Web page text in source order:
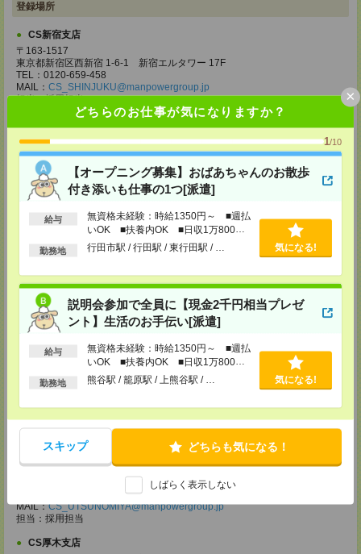
どちらのお仕事が気になりますか？
1/10
【オープニング募集】おばあちゃんのお散歩
付き添いも仕事の1つ[派遣]
給与
無資格未経験：時給1350円～ ■週払
いOK ■扶養内OK ■日収1万800円
以上
勤務地 行田市駅 / 行田駅 / 東行田駅 / … 気になる!
説明会参加で全員に【現金2千円相当プレゼ
ント】生活のお手伝い[派遣]
給与
無資格未経験：時給1350円～ ■週払
いOK ■扶養内OK ■日収1万800円
以上
勤務地 熊谷駅 / 籠原駅 / 上熊谷駅 / … 気になる!
スキップ どちらも気になる！
しばらく表示しない
×
登録場所
CS新宿支店
〒163-1517
東京都新宿区西新宿 1-6-1 新宿エルタワー 17F
TEL：0120-659-458
MAIL： CS_SHINJUKU@manpowergroup.jp
担当：採用担当
〒190-0012
東京都立川市曙町2-34-7 ファーレイーストビル 8F
TEL：0120-659-460
MAIL：CS_TACHIKAWA@manpowergroup.jp
担当：採用担当
CS横浜支店
神奈川県横浜市西区みなとみらい 2-2-1 横浜ランドマークタワー36F
TEL：0120-659-459
担当：採用担当
CS大宮支店
〒330-0854 埼玉県さいたま市大宮区桜木町 1-10-16 シーノ大宮ノース
ウイング 9階
TEL：0120-769-355
MAIL：CS_OMIYA@manpowergroup.jp
CS高崎支店
〒370-0831 群馬県高崎市あら町167 高崎第一生命ビルディング11Ｆ
TEL：027-320-6558
MAIL：
CS_TAKASAKI@manpowergroup.jp
担当：採用担当
CS宇都宮支店
〒321-0953 栃木県宇都宮市東宿郷3-2-18 高知穂ビル2Ｆ
MAIL：CS_UTSUNOMIYA@manpowergroup.jp
担当：採用担当
CS厚木支店